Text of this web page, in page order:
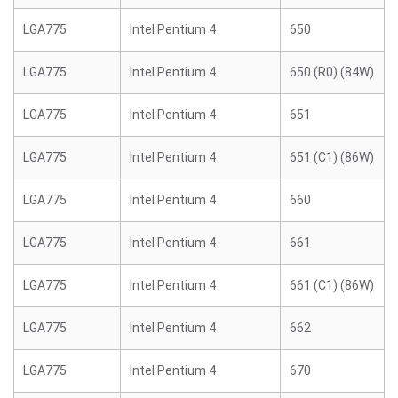
LGA775 Intel Pentium 4 650
LGA775 Intel Pentium 4 650 (R0) (84W)
LGA775 Intel Pentium 4 651
LGA775 Intel Pentium 4 651 (C1) (86W)
LGA775 Intel Pentium 4 660
LGA775 Intel Pentium 4 661
LGA775 Intel Pentium 4 661 (C1) (86W)
LGA775 Intel Pentium 4 662
LGA775 Intel Pentium 4 670